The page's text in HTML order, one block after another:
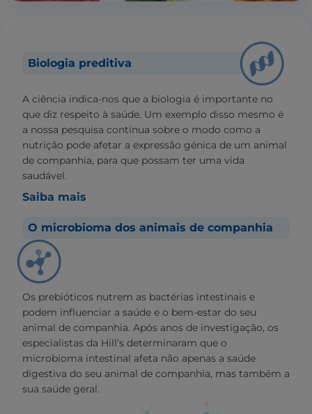
Biologia preditiva
A ciência indica-nos que a biologia é importante no
que diz respeito à saúde. Um exemplo disso mesmo é
a nossa pesquisa contínua sobre o modo como a
nutrição pode afetar a expressão génica de um animal
de companhia, para que possam ter uma vida
saudável.
Saiba mais
O microbioma dos animais de companhia
Os prebióticos nutrem as bactérias intestinais e
podem influenciar a saúde e o bem-estar do seu
animal de companhia. Após anos de investigação, os
especialistas da Hill’s determinaram que o
microbioma intestinal afeta não apenas a saúde
digestiva do seu animal de companhia, mas também a
sua saúde geral.